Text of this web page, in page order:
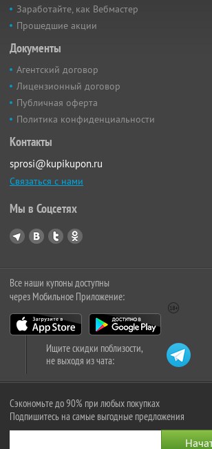
Заработайте, как Вебмастер
Прошедшие акции
Документы
Агентский договор
Лицензионный договор
Публичная оферта
Политика конфиденциальности
Контакты
sprosi@kupikupon.ru
Связаться с нами
Мы в Соцсетях
Все наши купоны доступны
через Мобильное Приложение:
Ищите скидки поблизости,
не выходя из чата:
Сэкономьте до 90% при любых покупках
Подпишитесь на самые выгодные предложения